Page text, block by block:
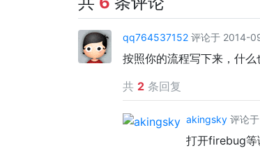
qq764537152 评论于 2014-
按照你的流程写下来，什
共 2 条回复
akingsky 评论
打开firebug等